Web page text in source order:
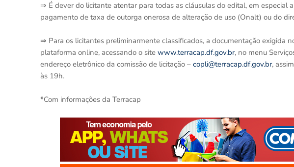
⇒ É dever do licitante atentar para todas as cláusulas do edital, em especial
pagamento de taxa de outorga onerosa de alteração de uso (Onalt) ou do
⇒ Para os licitantes preliminarmente classificados, a documentação exigida
plataforma online, acessando o site www.terracap.df.gov.br, no menu
endereço eletrônico da comissão de licitação – copli@terracap.df.gov.br,
às 19h.
*Com informações da Terracap